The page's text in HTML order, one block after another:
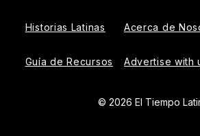
Historias Latinas
Guía de Recursos
Acerca de
Advertise with
© 2026 El Tiempo